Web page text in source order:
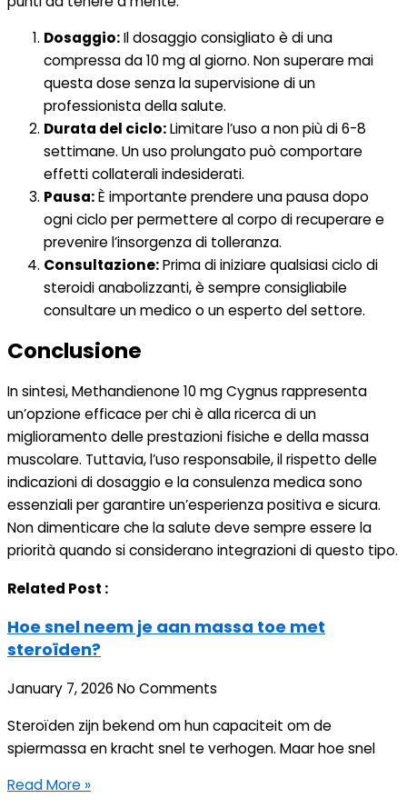
Dosaggio:Il dosaggio consigliato è di una
compressa da 10 mg al giorno. Non superare mai
questa dose senza la supervisione di un
professionista della salute.
Durata del ciclo:Limitare l’uso a non più di 6-8
settimane. Un uso prolungato può comportare
effetti collaterali indesiderati.
Pausa:È importante prendere una pausa dopo
ogni ciclo per permettere al corpo di recuperare e
prevenire l’insorgenza di tolleranza.
Consultazione:Prima di iniziare qualsiasi ciclo di
steroidi anabolizzanti, è sempre consigliabile
consultare un medico o un esperto del settore.
Conclusione
In sintesi, Methandienone 10 mg Cygnus rappresenta
un’opzione efficace per chi è alla ricerca di un
miglioramento delle prestazioni fisiche e della massa
muscolare. Tuttavia, l’uso responsabile, il rispetto delle
indicazioni di dosaggio e la consulenza medica sono
essenziali per garantire un’esperienza positiva e sicura.
Non dimenticare che la salute deve sempre essere la
priorità quando si considerano integrazioni di questo tipo.
Related Post :
Hoe snel neem je aan massa toe met
steroïden?
January 7, 2026 No Comments
Steroïden zijn bekend om hun capaciteit om de
spiermassa en kracht snel te verhogen. Maar hoe snel
Read More »